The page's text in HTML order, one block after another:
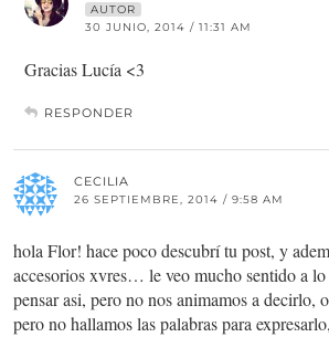
AUTOR
30 JUNIO, 2014 / 11:31 AM
Gracias Lucía <3
RESPONDER
CECILIA
26 SEPTIEMBRE, 2014 / 9:58 AM
hola Flor! hace poco descubrí tu post, y
accesorios xvres… le veo mucho sentido a lo
pensar asi, pero no nos animamos a decirlo,
pero no hallamos las palabras para